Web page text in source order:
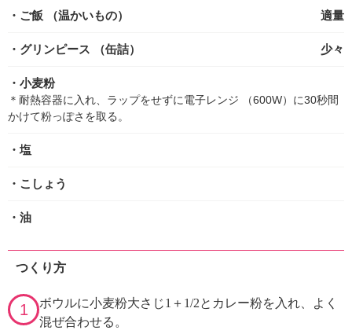
・ご飯 （温かいもの） 適量
・グリンピース （缶詰） 少々
・小麦粉
＊耐熱容器に入れ、ラップをせずに電子レンジ （600W）に30秒間
かけて粉っぽさを取る。
・塩
・こしょう
・油
つくり方
1
ボウルに小麦粉大さじ1＋1/2とカレー粉を入れ、よく
混ぜ合わせる。